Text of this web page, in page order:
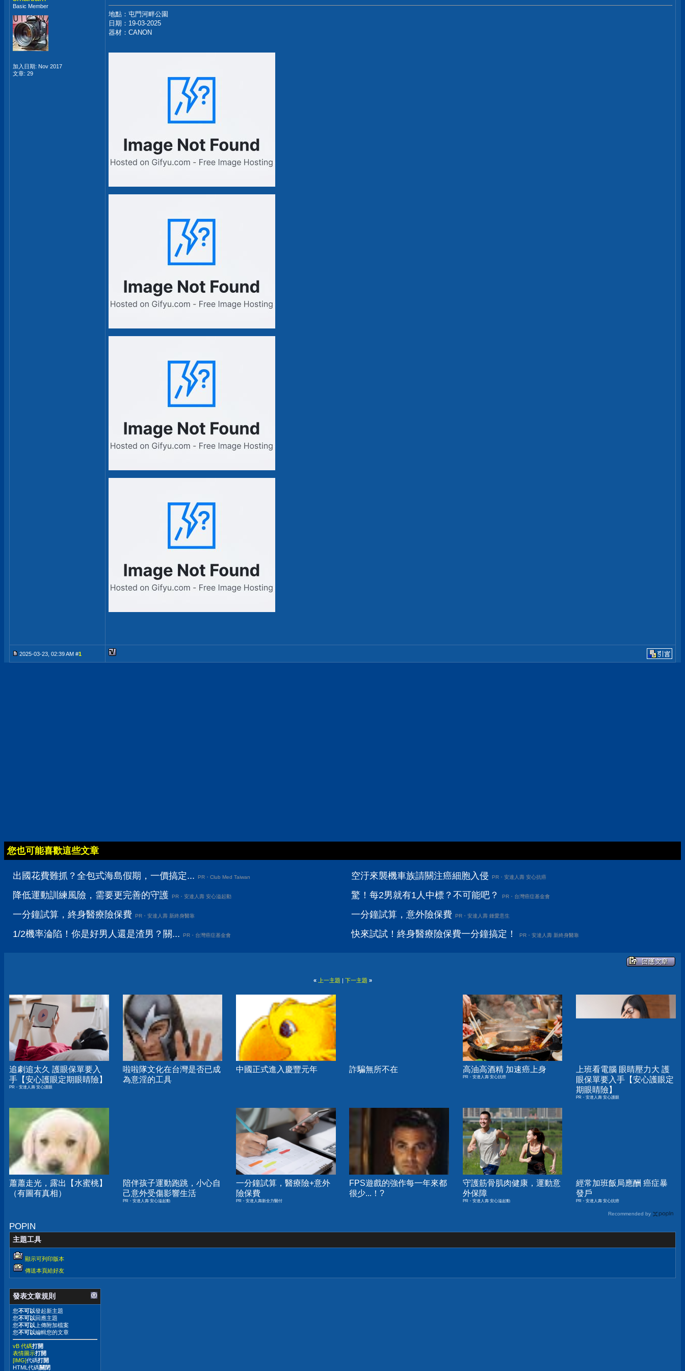
Basic Member
加入日期: Nov 2017
文章: 29
地點：屯門河畔公園
日期：19-03-2025
器材：CANON
2025-03-23, 02:39 AM #1
您也可能喜歡這些文章
出國花費難抓？全包式海島假期，一價搞定... PR・Club Med Taiwan
降低運動訓練風險，需要更完善的守護 PR・安達人壽 安心溢起動
一分鐘試算，終身醫療險保費 PR・安達人壽 新終身醫靠
1/2機率淪陷！你是好男人還是渣男？關... PR・台灣癌症基金會
空汙來襲機車族請關注癌細胞入侵 PR・安達人壽 安心抗癌
驚！每2男就有1人中標？不可能吧？ PR・台灣癌症基金會
一分鐘試算，意外險保費 PR・安達人壽 鍾愛意生
快來試試！終身醫療險保費一分鐘搞定！ PR・安達人壽 新終身醫靠
« 上一主題 | 下一主題 »
追劇追太久 護眼保單要入
手【安心護眼定期眼睛險】
PR・安達人壽 安心護眼
啦啦隊文化在台灣是否已成
為意淫的工具
中國正式進入慶豐元年 詐騙無所不在 高油高酒精 加速癌上身
PR・安達人壽 安心抗癌
上班看電腦 眼睛壓力大 護
眼保單要入手【安心護眼定
期眼睛險】
PR・安達人壽 安心護眼
蕭蕭走光，露出【水蜜桃】
（有圖有真相）
陪伴孩子運動跑跳，小心自
己意外受傷影響生活
PR・安達人壽 安心溢起動
一分鐘試算，醫療險+意外
險保費
PR・安達人壽新全力醫付
FPS遊戲的強作每一年來都
很少...！?
守護筋骨肌肉健康，運動意
外保障
PR・安達人壽 安心溢起動
經常加班飯局應酬 癌症暴
發戶
PR・安達人壽 安心抗癌
Recommended by
POPIN
主題工具
顯示可列印版本
傳送本頁給好友
發表文章規則
您不可以發起新主題
您不可以回應主題
您不可以 上傳附加檔案
您不可以編輯您的文章
vB 代碼打開
表情圖示打開
[IMG]代碼打開
HTML代碼關閉